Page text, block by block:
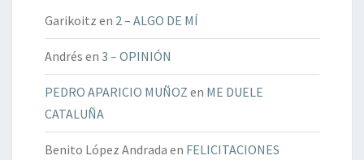
Garikoitz en 2 – ALGO DE MÍ
Andrés en 3 – OPINIÓN
PEDRO APARICIO MUÑOZ en ME DUELE
CATALUÑA
Benito López Andrada en FELICITACIONES